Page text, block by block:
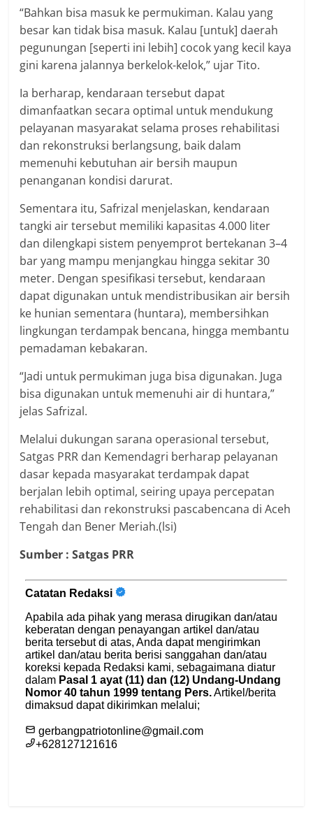
“Bahkan bisa masuk ke permukiman. Kalau yang
besar kan tidak bisa masuk. Kalau [untuk] daerah
pegunungan [seperti ini lebih] cocok yang kecil kaya
gini karena jalannya berkelok-kelok,” ujar Tito.
Ia berharap, kendaraan tersebut dapat
dimanfaatkan secara optimal untuk mendukung
pelayanan masyarakat selama proses rehabilitasi
dan rekonstruksi berlangsung, baik dalam
memenuhi kebutuhan air bersih maupun
penanganan kondisi darurat.
Sementara itu, Safrizal menjelaskan, kendaraan
tangki air tersebut memiliki kapasitas 4.000 liter
dan dilengkapi sistem penyemprot bertekanan 3–4
bar yang mampu menjangkau hingga sekitar 30
meter. Dengan spesifikasi tersebut, kendaraan
dapat digunakan untuk mendistribusikan air bersih
ke hunian sementara (huntara), membersihkan
lingkungan terdampak bencana, hingga membantu
pemadaman kebakaran.
“Jadi untuk permukiman juga bisa digunakan. Juga
bisa digunakan untuk memenuhi air di huntara,”
jelas Safrizal.
Melalui dukungan sarana operasional tersebut,
Satgas PRR dan Kemendagri berharap pelayanan
dasar kepada masyarakat terdampak dapat
berjalan lebih optimal, seiring upaya percepatan
rehabilitasi dan rekonstruksi pascabencana di Aceh
Tengah dan Bener Meriah.(lsi)
Sumber : Satgas PRR